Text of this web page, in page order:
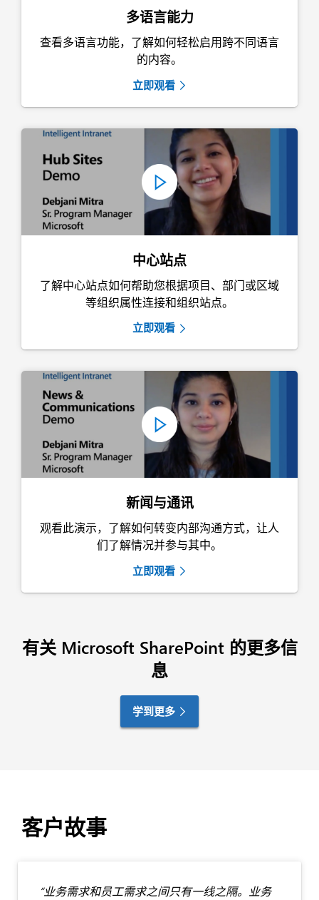
多语言能力
查看多语言功能，了解如何轻松启用跨不同语言
的内容。
立即观看
中心站点
了解中心站点如何帮助您根据项目、部门或区域
等组织属性连接和组织站点。
立即观看
新闻与通讯
观看此演示，了解如何转变内部沟通方式，让人
们了解情况并参与其中。
立即观看
有关 Microsoft SharePoint 的更多信
息
学到更多
客户故事
“业务需求和员工需求之间只有一线之隔。业务